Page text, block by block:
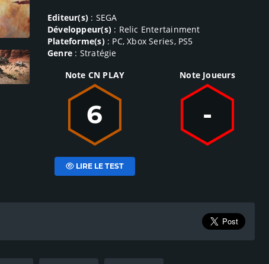
Editeur(s) : SEGA
Développeur(s): Relic Entertainment
Plateforme(s): PC, Xbox Series, PS5
Genre : Stratégie
Note CN PLAY
6
LIRE LE TEST
Note Joueurs
-